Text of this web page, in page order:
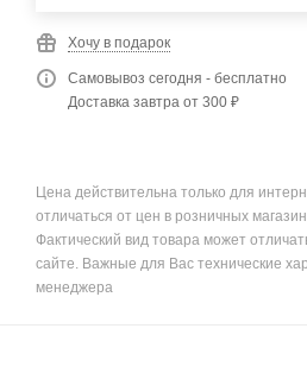
Хочу в подарок
Самовывоз сегодня - бесплатно
Доставка завтра от 300 ₽
Цена действительна только для
отличаться от цен в розничных
Фактический вид товара может
сайте. Важные для Вас технические
менеджера